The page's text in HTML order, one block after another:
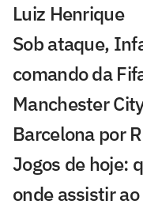
Luiz Henrique
Sob ataque,
comando da
Manchester
Barcelona por
Jogos de hoje:
onde assistir